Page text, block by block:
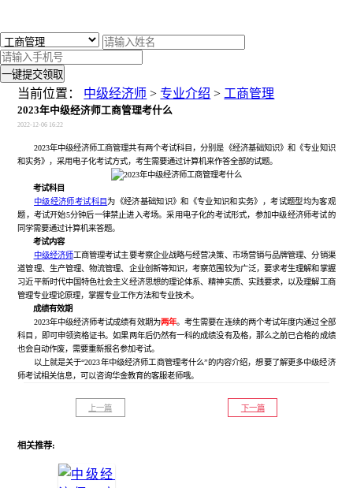
一键提交领取
当前位置： 中级经济师 >专业介绍 > 工商管理
2023年中级经济师工商管理考什么
2022-12-06 16:22
2023年中级经济师工商管理共有两个考试科目，分别是《经济基础知识》和《专业知识
和实务》，采用电子化考试方式，考生需要通过计算机来作答全部的试题。
考试科目
中级经济师考试科目为《经济基础知识》和《专业知识和实务》，考试题型均为客观
题，考试开始5分钟后一律禁止进入考场。采用电子化的考试形式，参加中级经济师考试的
同学需要通过计算机来答题。
考试内容
中级经济师工商管理考试主要考察企业战略与经营决策、市场营销与品牌管理、分销渠
道管理、生产管理、物流管理、企业创新等知识，考察范围较为广泛，要求考生理解和掌握
习近平新时代中国特色社会主义经济思想的理论体系、精神实质、实践要求，以及理解工商
管理专业理论原理，掌握专业工作方法和专业技术。
成绩有效期
2023年中级经济师考试成绩有效期为两年。考生需要在连续的两个考试年度内通过全部
科目，即可申领资格证书。如果两年后仍然有一科的成绩没有及格，那么之前已合格的成绩
也会自动作废，需要重新报名参加考试。
以上就是关于“2023年中级经济师工商管理考什么”的内容介绍，想要了解更多中级经济
师考试相关信息，可以咨询华金教育的客服老师哦。
上一篇 下一篇
相关推荐: